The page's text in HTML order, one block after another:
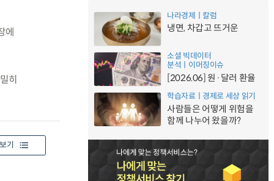
에
히
기
나라경제ㅣ칼럼
냉면, 차갑고 뜨거운
소셜 빅데이터
분석ㅣ이머징이슈
[2026.06] 원·달러 환율
학습자료ㅣ경제로 세상 읽기
사람들은 어떻게 위험을
함께 나누어 왔을까?